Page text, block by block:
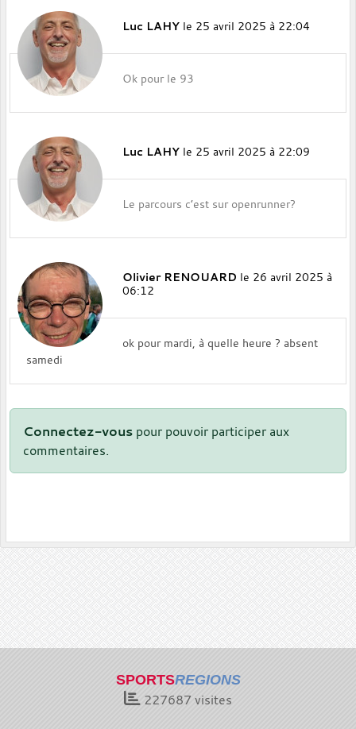
Luc LAHY le 25 avril 2025 à 22:04
Ok pour le 93
Luc LAHY le 25 avril 2025 à 22:09
Le parcours c’est sur openrunner?
Olivier RENOUARD le 26 avril 2025 à
06:12
ok pour mardi, à quelle heure ? absent
samedi
Connectez-vous pour pouvoir participer aux
commentaires.
SPORTSREGIONS
227687visites